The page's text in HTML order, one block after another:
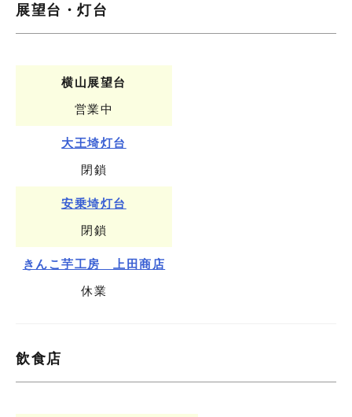
展望台・灯台
横山展望台
営業中
大王埼灯台
閉鎖
安乗埼灯台
閉鎖
きんこ芋工房 上田商店
休業
飲食店